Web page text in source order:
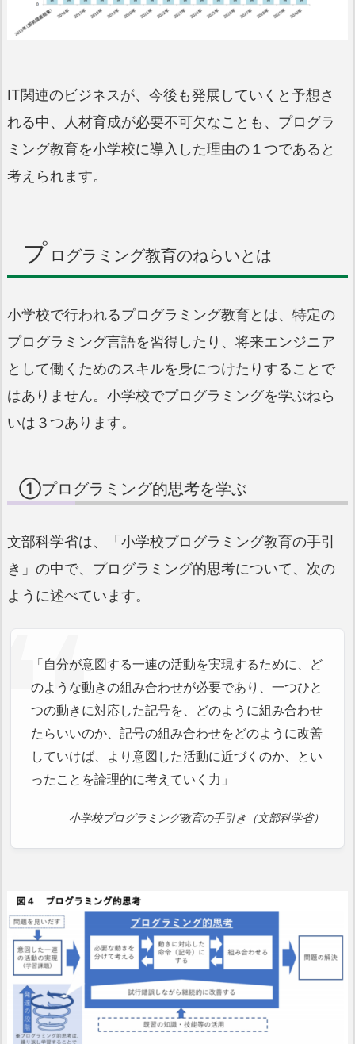
IT関連のビジネスが、今後も発展していくと予想さ
れる中、人材育成が必要不可欠なことも、プログラ
ミング教育を小学校に導入した理由の１つであると
考えられます。
プ ログラミング教育のねらいとは
小学校で行われるプログラミング教育とは、特定の
プログラミング言語を習得したり、将来エンジニア
として働くためのスキルを身につけたりすることで
はありません。小学校でプログラミングを学ぶねら
いは３つあります。
①プログラミング的思考を学ぶ
文部科学省は、「小学校プログラミング教育の手引
き」の中で、プログラミング的思考について、次の
ように述べています。
「自分が意図する一連の活動を実現するために、ど
のような動きの組み合わせが必要であり、一つひと
つの動きに対応した記号を、どのように組み合わせ
たらいいのか、記号の組み合わせをどのように改善
していけば、より意図した活動に近づくのか、とい
ったことを論理的に考えていく力」
小学校プログラミング教育の手引き（文部科学省）